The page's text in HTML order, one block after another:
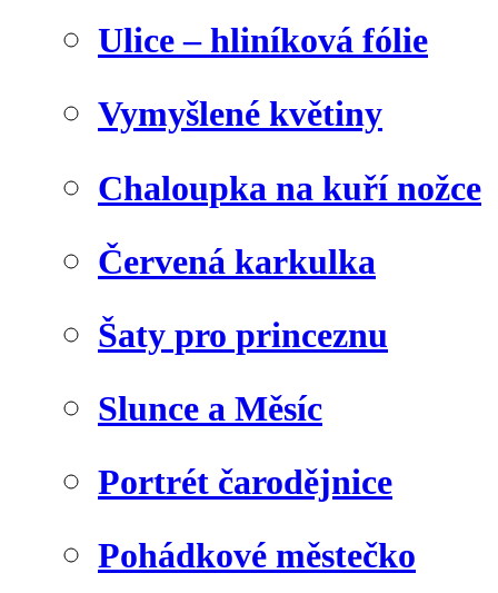
Ulice – hliníková fólie
Vymyšlené květiny
Chaloupka na kuří nožce
Červená karkulka
Šaty pro princeznu
Slunce a Měsíc
Portrét čarodějnice
Pohádkové městečko